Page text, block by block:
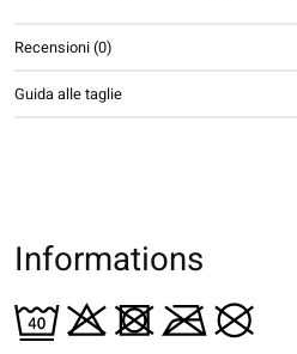
Recensioni (0)
Guida alle taglie
Informations